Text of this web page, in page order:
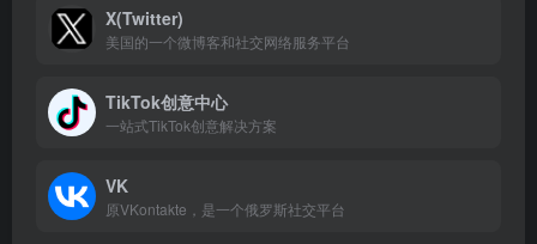
X(Twitter)
美国的一个微博客和社交网络服务平台
TikTok创意中心
一站式TikTok创意解决方案
VK
原VKontakte，是一个俄罗斯社交平台